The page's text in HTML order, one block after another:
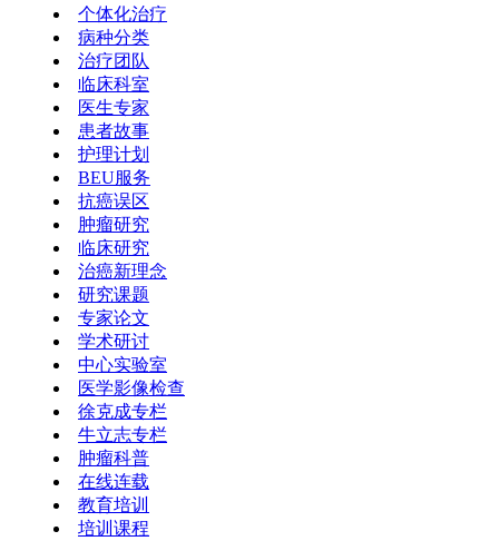
个体化治疗
病种分类
治疗团队
临床科室
医生专家
患者故事
护理计划
BEU服务
抗癌误区
肿瘤研究
临床研究
治癌新理念
研究课题
专家论文
学术研讨
中心实验室
医学影像检查
徐克成专栏
牛立志专栏
肿瘤科普
在线连载
教育培训
培训课程